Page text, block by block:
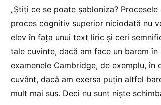
„Știți ce se poate șabloniza?
proces cognitiv superior niciodată nu
elev în fața unui text liric și ceri
tale cuvinte, dacă am face un barem
examenele Cambridge, de exemplu,
cuvânt, dacă am exersa puțin altfel
mult mai sus. Deci nu sunt niște